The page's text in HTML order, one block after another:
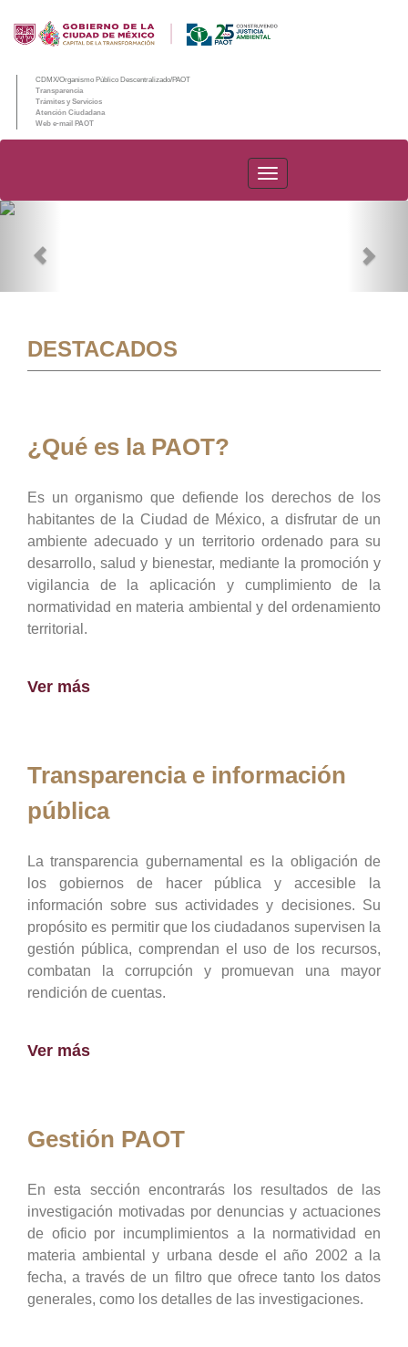
CDMX/Organismo Público Descentralizado/PAOT
Transparencia
Trámites y Servicios
Atención Ciudadana
Web e-mail PAOT
PAOT
DESTACADOS
¿Qué es la PAOT?
Es un organismo que defiende los derechos de los
habitantes de la Ciudad de México, a disfrutar de un
ambiente adecuado y un territorio ordenado para su
desarrollo, salud y bienestar, mediante la promoción y
vigilancia de la aplicación y cumplimiento de la
normatividad en materia ambiental y del ordenamiento
territorial.
Ver más
Transparencia e información
pública
La transparencia gubernamental es la obligación de
los gobiernos de hacer pública y accesible la
información sobre sus actividades y decisiones. Su
propósito es permitir que los ciudadanos supervisen la
gestión pública, comprendan el uso de los recursos,
combatan la corrupción y promuevan una mayor
rendición de cuentas.
Ver más
Gestión PAOT
En esta sección encontrarás los resultados de las
investigación motivadas por denuncias y actuaciones
de oficio por incumplimientos a la normatividad en
materia ambiental y urbana desde el año 2002 a la
fecha, a través de un filtro que ofrece tanto los datos
generales, como los detalles de las investigaciones.